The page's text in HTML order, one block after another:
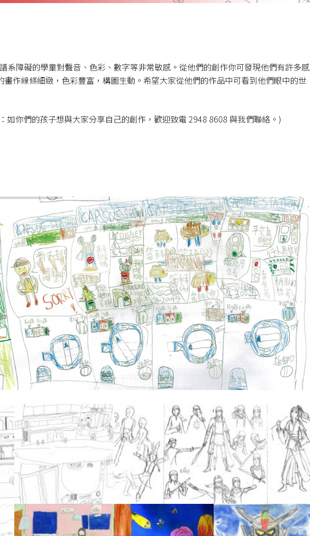
系障礙的學童對聲音、色彩、數字等非常敏感。從他們的創作你可發現他們有許多感
畫作線條細緻，色彩豐富，構圖生動。希望大家從他們的作品中可看到他們眼中的世
如你們的孩子想與大家分享自己的創作，歡迎致電 2948 8608 與我們聯絡。)